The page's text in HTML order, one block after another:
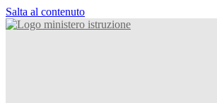
Salta al contenuto